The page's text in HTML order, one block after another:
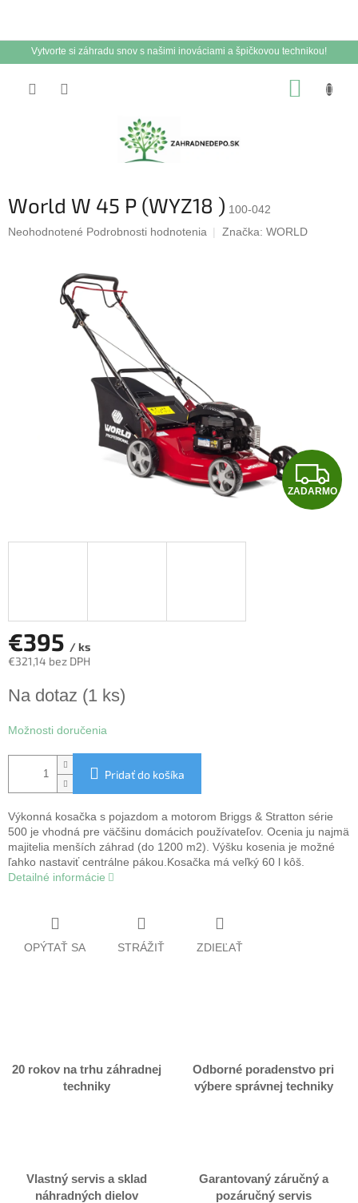
Vytvorte si záhradu snov s našimi inováciami a špičkovou technikou!
World W 45 P (WYZ18 ) 100-042
Priemerné
Neohodnotené Podrobnosti hodnotenia Značka: WORLD
Z
A
ZADARMO
€395 / ks
€321,14 bez DPH
cena:
Na dotaz (1 ks)
Možnosti doručenia
Pridať do košíka
Výkonná kosačka s pojazdom a motorom Briggs & Stratton série
500 je vhodná pre väčšinu domácich používateľov. Ocenia ju najmä
majitelia menších záhrad (do 1200 m2). Výšku kosenia je možné
ľahko nastaviť centrálne pákou.Kosačka má veľký 60 l kôš.
Detailné informácie
OPÝTAŤ SA STRÁŽIŤ ZDIEĽAŤ
20 rokov na trhu záhradnej
techniky
Odborné poradenstvo pri
výbere správnej techniky
Vlastný servis a sklad
náhradných dielov
Garantovaný záručný a
pozáručný servis